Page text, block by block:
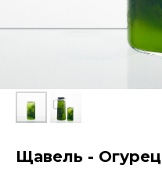
Щавель - Огурец